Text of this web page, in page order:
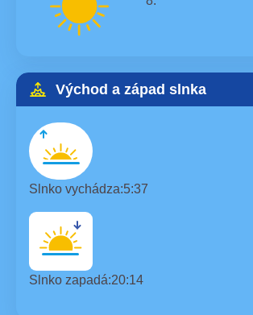
Východ a západ slnka
Slnko vychádza:5:37
Slnko zapadá:20:14